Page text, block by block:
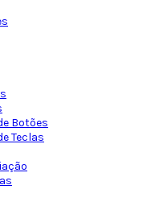
Botões
Teclas